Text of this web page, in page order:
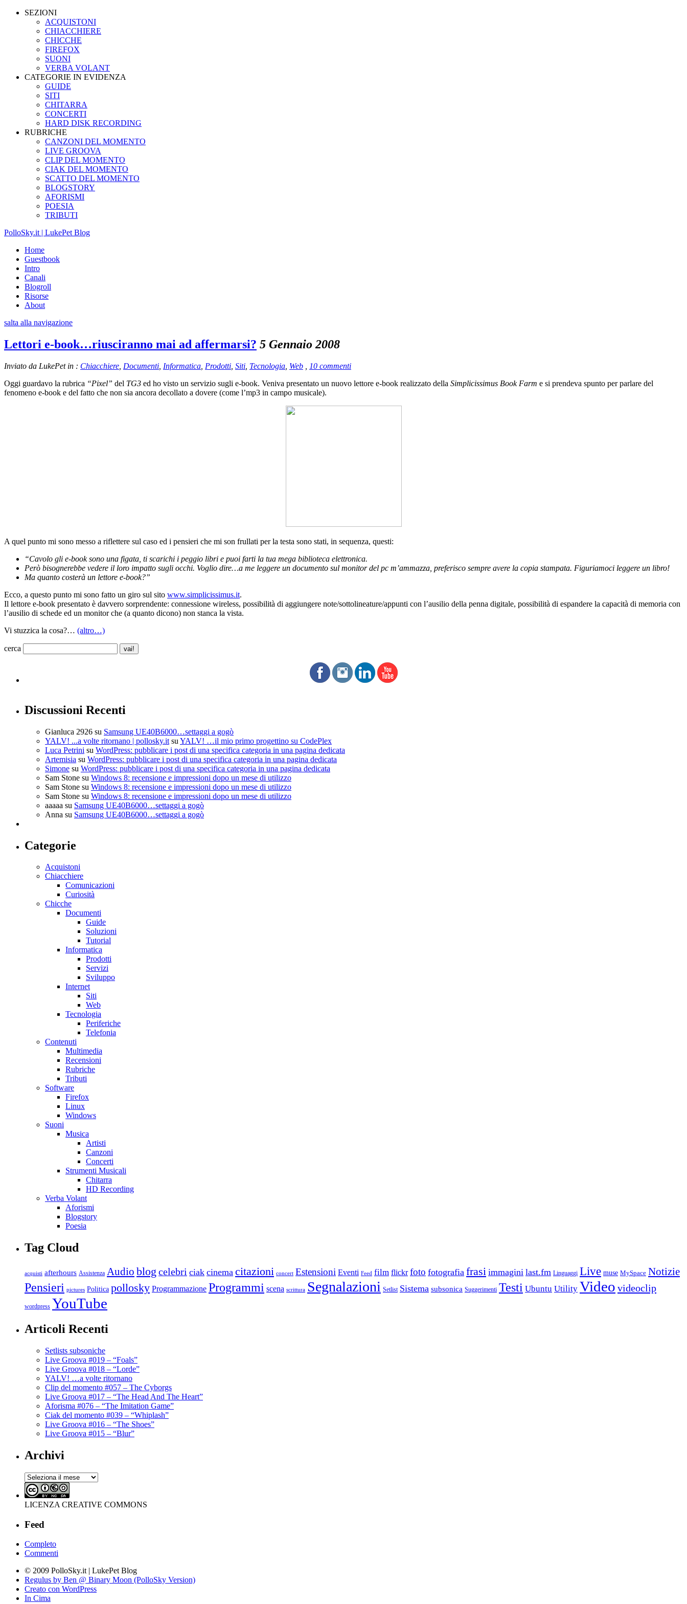
SEZIONI
ACQUISTONI
CHIACCHIERE
CHICCHE
FIREFOX
SUONI
VERBA VOLANT
CATEGORIE IN EVIDENZA
GUIDE
SITI
CHITARRA
CONCERTI
HARD DISK RECORDING
RUBRICHE
CANZONI DEL MOMENTO
LIVE GROOVA
CLIP DEL MOMENTO
CIAK DEL MOMENTO
SCATTO DEL MOMENTO
BLOGSTORY
AFORISMI
POESIA
TRIBUTI
PolloSky.it | LukePet Blog
Home
Guestbook
Intro
Canali
Blogroll
Risorse
About
salta alla navigazione
Lettori e-book…riusciranno mai ad affermarsi? 5 Gennaio 2008
Inviato da LukePet in : Chiacchiere Documenti Informatica Prodotti Siti Tecnologia Web
10 commenti
Oggi guardavo la rubrica “Pixel” del TG3 ed ho visto un servizio sugli e-book. Veniva presentato un nuovo lettore e-book realizzato della Simplicissimus Book Farm e si prendeva spunto per parlare del
fenomeno e-book e del fatto che non sia ancora decollato a dovere (come l’mp3 in campo musicale).
A quel punto mi sono messo a riflettere sul caso ed i pensieri che mi son frullati per la testa sono stati, in sequenza, questi:
“Cavolo gli e-book sono una figata, ti scarichi i peggio libri e puoi farti la tua mega biblioteca elettronica.
Però bisognerebbe vedere il loro impatto sugli occhi. Voglio dire…a me leggere un documento sul monitor del pc m’ammazza, preferisco sempre avere la copia stampata. Figuriamoci leggere un libro!
Ma quanto costerà un lettore e-book?”
Ecco, a questo punto mi sono fatto un giro sul sito www.simplicissimus.it.
Il lettore e-book presentato è davvero sorprendente: connessione wireless, possibilità di aggiungere note/sottolineature/appunti con l’ausilio della penna digitale, possibilità di espandere la capacità di memoria con
l’ausilio di schede ed un monitor che (a quanto dicono) non stanca la vista.
Vi stuzzica la cosa?… (altro…)
cerca
Discussioni Recenti
Gianluca 2926 su Samsung UE40B6000…settaggi a gogò
YALV! ...a volte ritornano | pollosky.it su YALV! …il mio primo progettino su CodePlex
Luca Petrini su WordPress: pubblicare i post di una specifica categoria in una pagina dedicata
Artemisia su WordPress: pubblicare i post di una specifica categoria in una pagina dedicata
Simone su WordPress: pubblicare i post di una specifica categoria in una pagina dedicata
Sam Stone su Windows 8: recensione e impressioni dopo un mese di utilizzo
Sam Stone su Windows 8: recensione e impressioni dopo un mese di utilizzo
Sam Stone su Windows 8: recensione e impressioni dopo un mese di utilizzo
aaaaa su Samsung UE40B6000…settaggi a gogò
Anna su Samsung UE40B6000…settaggi a gogò
Categorie
Acquistoni
Chiacchiere
Comunicazioni
Curiosità
Chicche
Documenti
Guide
Soluzioni
Tutorial
Informatica
Prodotti
Servizi
Sviluppo
Internet
Siti
Web
Tecnologia
Periferiche
Telefonia
Contenuti
Multimedia
Recensioni
Rubriche
Tributi
Software
Firefox
Linux
Windows
Suoni
Musica
Artisti
Canzoni
Concerti
Strumenti Musicali
Chitarra
HD Recording
Verba Volant
Aforismi
Blogstory
Poesia
Tag Cloud
acquisti afterhours Assistenza Audio blog celebri ciak cinema citazioni concert Estensioni Eventi Feed film flickr foto fotografia frasi immagini last.fm Linguaggi Live muse MySpace Notizie
Pensieri pictures Politica pollosky Programmazione Programmi scena scrittura Segnalazioni Setlist Sistema subsonica Suggerimenti Testi Ubuntu Utility Video videoclip
wordpress YouTube
Articoli Recenti
Setlists subsoniche
Live Groova #019 – “Foals”
Live Groova #018 – “Lorde”
YALV! …a volte ritornano
Clip del momento #057 – The Cyborgs
Live Groova #017 – “The Head And The Heart”
Aforisma #076 – “The Imitation Game”
Ciak del momento #039 – “Whiplash”
Live Groova #016 – “The Shoes”
Live Groova #015 – “Blur”
Archivi
Archivi
LICENZA CREATIVE COMMONS
Feed
Completo
Commenti
© 2009 PolloSky.it | LukePet Blog
Regulus by Ben @ Binary Moon (PolloSky Version)
Creato con WordPress
In Cima